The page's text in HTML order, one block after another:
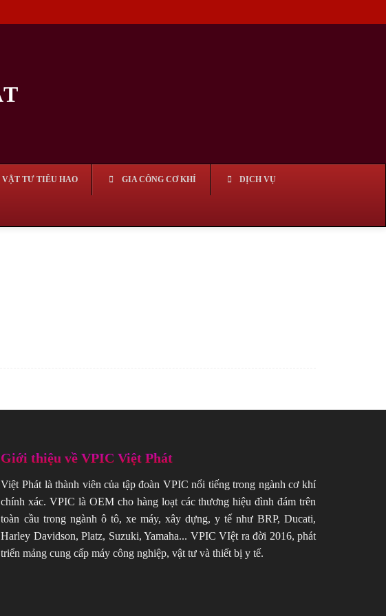
VẬT TƯ TIÊU HAO GIA CÔNG CƠ KHÍ DỊCH VỤ
Giới thiệu về VPIC Việt Phát
Việt Phát là thành viên của tập đoàn VPIC nổi tiếng trong ngành cơ khí
chính xác. VPIC là OEM cho hàng loạt các thương hiệu đình đám trên
toàn cầu trong ngành ô tô, xe máy, xây dựng, y tế như BRP, Ducati,
Harley Davidson, Platz, Suzuki, Yamaha... VPIC VIệt ra đời 2016, phát
triển mảng cung cấp máy công nghiệp, vật tư và thiết bị y tế.